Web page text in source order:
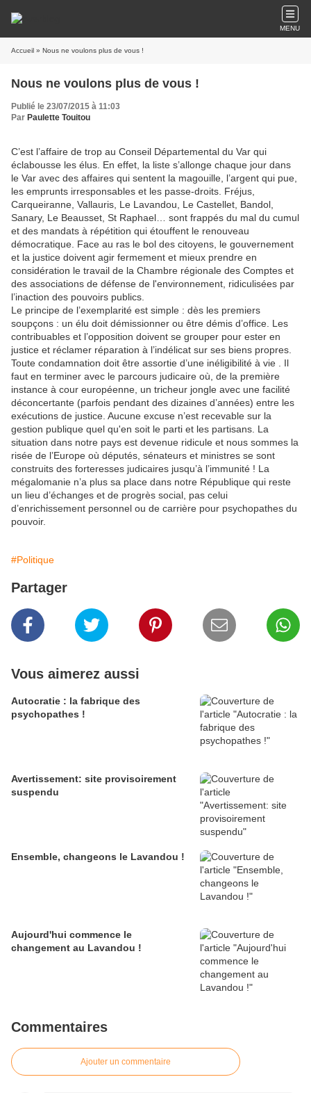
MENU
Accueil » Nous ne voulons plus de vous !
Nous ne voulons plus de vous !
Publié le 23/07/2015 à 11:03
Par Paulette Touitou
C’est l’affaire de trop au Conseil Départemental du Var qui
éclabousse les élus. En effet, la liste s’allonge chaque jour dans
le Var avec des affaires qui sentent la magouille, l’argent qui pue,
les emprunts irresponsables et les passe-droits. Fréjus,
Carqueiranne, Vallauris, Le Lavandou, Le Castellet, Bandol,
Sanary, Le Beausset, St Raphael… sont frappés du mal du cumul
et des mandats à répétition qui étouffent le renouveau
démocratique. Face au ras le bol des citoyens, le gouvernement
et la justice doivent agir fermement et mieux prendre en
considération le travail de la Chambre régionale des Comptes et
des associations de défense de l'environnement, ridiculisées par
l’inaction des pouvoirs publics.
Le principe de l’exemplarité est simple : dès les premiers
soupçons : un élu doit démissionner ou être démis d’office. Les
contribuables et l’opposition doivent se grouper pour ester en
justice et réclamer réparation à l’indélicat sur ses biens propres.
Toute condamnation doit être assortie d’une inéligibilité à vie . Il
faut en terminer avec le parcours judicaire où, de la première
instance à cour européenne, un tricheur jongle avec une facilité
déconcertante (parfois pendant des dizaines d’années) entre les
exécutions de justice. Aucune excuse n’est recevable sur la
gestion publique quel qu'en soit le parti et les partisans. La
situation dans notre pays est devenue ridicule et nous sommes la
risée de l’Europe où députés, sénateurs et ministres se sont
construits des forteresses judicaires jusqu’à l’immunité ! La
mégalomanie n’a plus sa place dans notre République qui reste
un lieu d’échanges et de progrès social, pas celui
d’enrichissement personnel ou de carrière pour psychopathes du
pouvoir.
#Politique
Partager
Vous aimerez aussi
Autocratie : la fabrique des
psychopathes !
Avertissement: site provisoirement
suspendu
Ensemble, changeons le Lavandou !
Aujourd'hui commence le
changement au Lavandou !
Commentaires
Ajouter un commentaire